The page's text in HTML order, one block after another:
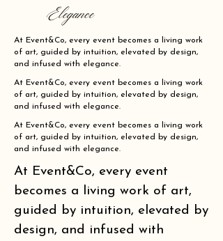
Elegance
At Event&Co, every event becomes a living work
of art, guided by intuition, elevated by design,
and infused with elegance.
At Event&Co, every event becomes a living work
of art, guided by intuition, elevated by design,
and infused with elegance.
At Event&Co, every event becomes a living work
of art, guided by intuition, elevated by design,
and infused with elegance.
At Event&Co, every event
becomes a living work of art,
guided by intuition, elevated by
design, and infused with